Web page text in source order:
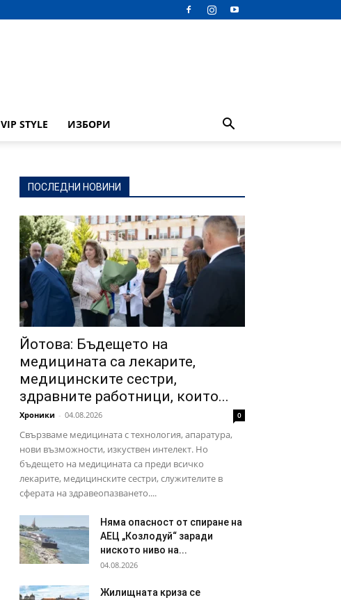
VIP STYLE ИЗБОРИ
ПОСЛЕДНИ НОВИНИ
Йотова: Бъдещето на
медицината са лекарите,
медицинските сестри,
здравните работници, които...
Хроники - 04.08.2026 0
Свързваме медицината с технология, апаратура,
нови възможности, изкуствен интелект. Но
бъдещето на медицината са преди всичко
лекарите, медицинските сестри, служителите в
сферата на здравеопазването....
Няма опасност от спиране на
АЕЦ „Козлодуй“ заради
ниското ниво на...
04.08.2026
Жилищната криза се